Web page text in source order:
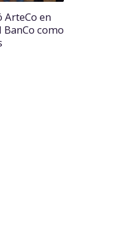
ArteCo en
BanCo como